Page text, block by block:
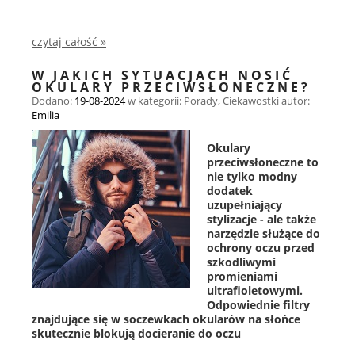
czytaj całość »
W JAKICH SYTUACJACH NOSIĆ
OKULARY PRZECIWSŁONECZNE?
Dodano: 19-08-2024w kategorii: Porady,Ciekawostkiautor:
Emilia
Okulary
przeciwsłoneczne to
nie tylko modny
dodatek
uzupełniający
stylizacje - ale także
narzędzie służące do
ochrony oczu przed
szkodliwymi
promieniami
ultrafioletowymi.
Odpowiednie filtry
znajdujące się w soczewkach okularów na słońce
skutecznie blokują docieranie do oczu